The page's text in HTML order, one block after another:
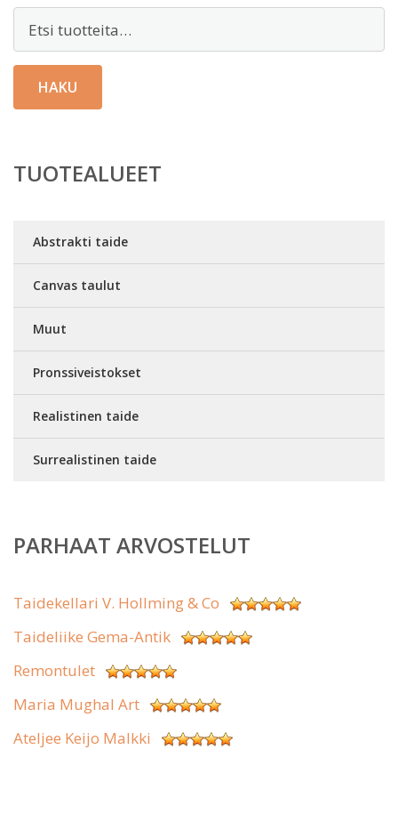
HAKU
TUOTEALUEET
Abstrakti taide
Canvas taulut
Muut
Pronssiveistokset
Realistinen taide
Surrealistinen taide
PARHAAT ARVOSTELUT
Taidekellari V. Hollming & Co
Taideliike Gema-Antik
Remontulet
Maria Mughal Art
Ateljee Keijo Malkki